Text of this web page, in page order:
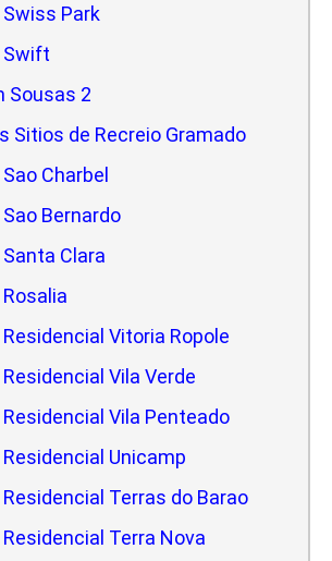
Park
Swift
Sousas 2
Sitios de Recreio Gramado
Charbel
Bernardo
Clara
Vitoria Ropole
Vila Verde
Vila Penteado
Unicamp
Terras do Barao
Terra Nova